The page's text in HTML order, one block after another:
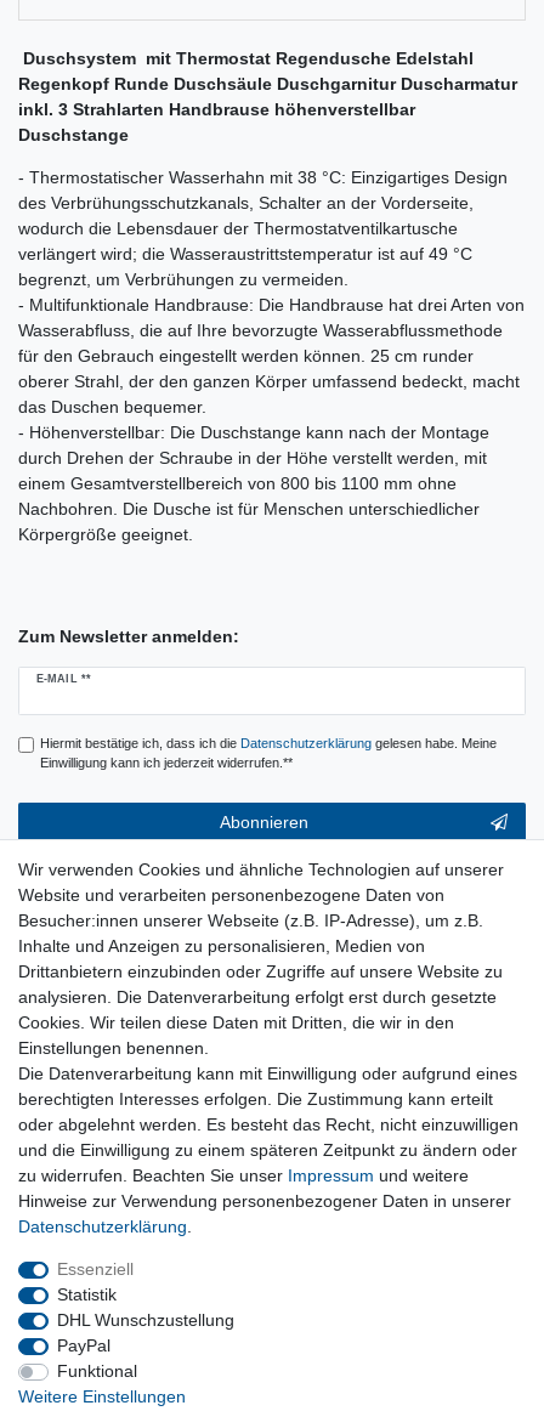
Duschsystem mit Thermostat Regendusche Edelstahl
Regenkopf Runde Duschsäule Duschgarnitur Duscharmatur
inkl. 3 Strahlarten Handbrause höhenverstellbar
Duschstange
- Thermostatischer Wasserhahn mit 38 °C: Einzigartiges Design
des Verbrühungsschutzkanals, Schalter an der Vorderseite,
wodurch die Lebensdauer der Thermostatventilkartusche
verlängert wird; die Wasseraustrittstemperatur ist auf 49 °C
begrenzt, um Verbrühungen zu vermeiden.
- Multifunktionale Handbrause: Die Handbrause hat drei Arten von
Wasserabfluss, die auf Ihre bevorzugte Wasserabflussmethode
für den Gebrauch eingestellt werden können. 25 cm runder
oberer Strahl, der den ganzen Körper umfassend bedeckt, macht
das Duschen bequemer.
- Höhenverstellbar: Die Duschstange kann nach der Montage
durch Drehen der Schraube in der Höhe verstellt werden, mit
einem Gesamtverstellbereich von 800 bis 1100 mm ohne
Nachbohren. Die Dusche ist für Menschen unterschiedlicher
Körpergröße geeignet.
Zum Newsletter anmelden:
E-MAIL **
Newsletter
Hiermit bestätige ich, dass ich die Daten­schutz­erklärunggelesen habe. Meine
Einwilligung kann ich jederzeit widerrufen.**
Abonnieren
** Hierbei handelt es sich um ein Pflichtfeld.
Service & Hilfe
Kontakt
Warenkorb
Zur Kasse
Nützliches
Newsletter abmelden
Widerrufsformular
Vertrag Widerrufen
Rechtliches
Wiederrufsrecht
AGB
Privatkunden
Neukundenanmeldung
Wir verwenden Cookies und ähnliche Technologien auf unserer
Website und verarbeiten personenbezogene Daten von
Besucher:innen unserer Webseite (z.B. IP-Adresse), um z.B.
Inhalte und Anzeigen zu personalisieren, Medien von
Drittanbietern einzubinden oder Zugriffe auf unsere Website zu
analysieren. Die Datenverarbeitung erfolgt erst durch gesetzte
Cookies. Wir teilen diese Daten mit Dritten, die wir in den
Einstellungen benennen.
Die Datenverarbeitung kann mit Einwilligung oder aufgrund eines
berechtigten Interesses erfolgen. Die Zustimmung kann erteilt
oder abgelehnt werden. Es besteht das Recht, nicht einzuwilligen
und die Einwilligung zu einem späteren Zeitpunkt zu ändern oder
zu widerrufen. Beachten Sie unser Impressum und weitere
Hinweise zur Verwendung personenbezogener Daten in unserer
Daten­schutz­erklärung
Essenziell
Statistik
DHL Wunschzustellung
PayPal
Funktional
Weitere Einstellungen